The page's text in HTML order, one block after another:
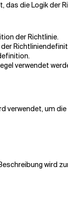
das die Logik der
der Richtlinie.
der
verwendet
verwendet, um
wird